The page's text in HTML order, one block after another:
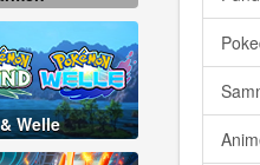
Welle